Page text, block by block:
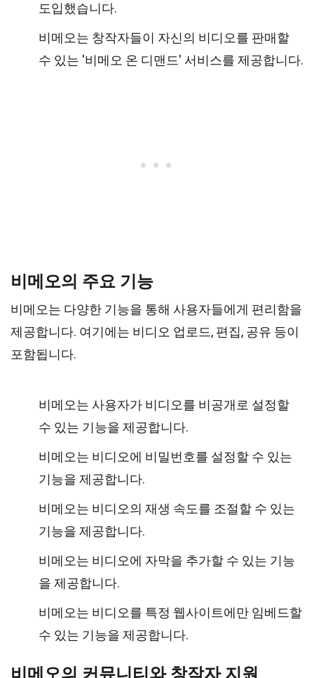
도입했습니다.
비메오는 창작자들이 자신의 비디오를 판매할
수 있는 '비메오 온 디맨드' 서비스를 제공합니다.
비메오의 주요 기능
비메오는 다양한 기능을 통해 사용자들에게 편리함을
제공합니다. 여기에는 비디오 업로드, 편집, 공유 등이
포함됩니다.
비메오는 사용자가 비디오를 비공개로 설정할
수 있는 기능을 제공합니다.
비메오는 비디오에 비밀번호를 설정할 수 있는
기능을 제공합니다.
비메오는 비디오의 재생 속도를 조절할 수 있는
기능을 제공합니다.
비메오는 비디오에 자막을 추가할 수 있는 기능
을 제공합니다.
비메오는 비디오를 특정 웹사이트에만 임베드할
수 있는 기능을 제공합니다.
비메오의 커뮤니티와 창작자 지원